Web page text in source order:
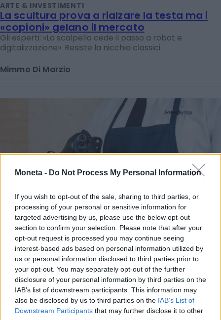
Moneta - Do Not Process My Personal Information
If you wish to opt-out of the sale, sharing to third parties, or
processing of your personal or sensitive information for
targeted advertising by us, please use the below opt-out
section to confirm your selection. Please note that after your
opt-out request is processed you may continue seeing
interest-based ads based on personal information utilized by
us or personal information disclosed to third parties prior to
your opt-out. You may separately opt-out of the further
disclosure of your personal information by third parties on the
IAB’s list of downstream participants. This information may
also be disclosed by us to third parties on the IAB’s List of
Downstream Participants that may further disclose it to other
ARTE & INVESTIMENTI
La scultura prova a rialzare la testa ma i
«copioni» gelano il mercato
Gli esperti: «Lo scalpello cede il passo a robot e
digitalizzazione». Resiste la nicchia classici
Mimmo Di Marzio
INVESTIMENTI E MERCATI
Affari ai piedi, anche le scarpe diventano
da collezione
Le edizioni più rare pagate all’asta anche più di 2 milioni.
Da Nike a Adidas e Asics ecco i modelli che fanno
impazzire gli appassionati. Ma l’esperto avverte: «Occhio
ai falsi cinesi»